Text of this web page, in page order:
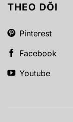
THEO DÕI
Pinterest
Facebook
Youtube